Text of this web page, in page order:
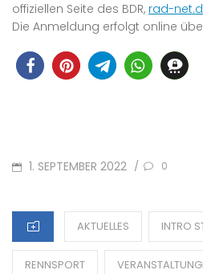
offiziellen Seite des BDR, rad-
Die Anmeldung erfolgt online
POSTED
1. SEPTEMBER 2022 / 0
CATEGORIES
AKTUELLES INTRO
RENNSPORT